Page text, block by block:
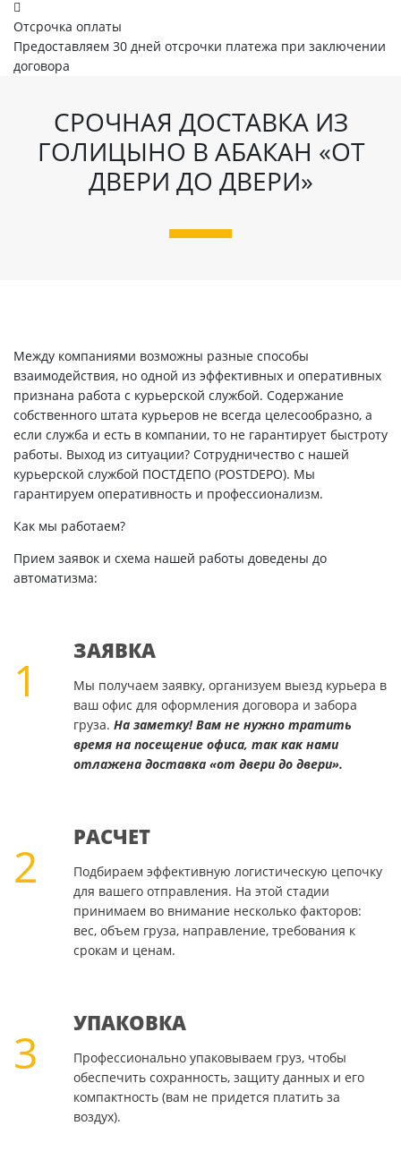
Отсрочка оплаты
Предоставляем 30 дней отсрочки платежа при заключении
договора
СРОЧНАЯ ДОСТАВКА ИЗ
ГОЛИЦЫНО В АБАКАН «ОТ
ДВЕРИ ДО ДВЕРИ»
Между компаниями возможны разные способы
взаимодействия, но одной из эффективных и оперативных
признана работа с курьерской службой. Содержание
собственного штата курьеров не всегда целесообразно, а
если служба и есть в компании, то не гарантирует быстроту
работы. Выход из ситуации? Сотрудничество с нашей
курьерской службой ПОСТДЕПО (POSTDEPO). Мы
гарантируем оперативность и профессионализм.
Как мы работаем?
Прием заявок и схема нашей работы доведены до
автоматизма:
1
ЗАЯВКА
Мы получаем заявку, организуем выезд курьера в
ваш офис для оформления договора и забора
груза. На заметку! Вам не нужно тратить
время на посещение офиса, так как нами
отлажена доставка «от двери до двери».
2
РАСЧЕТ
Подбираем эффективную логистическую цепочку
для вашего отправления. На этой стадии
принимаем во внимание несколько факторов:
вес, объем груза, направление, требования к
срокам и ценам.
3
УПАКОВКА
Профессионально упаковываем груз, чтобы
обеспечить сохранность, защиту данных и его
компактность (вам не придется платить за
воздух).